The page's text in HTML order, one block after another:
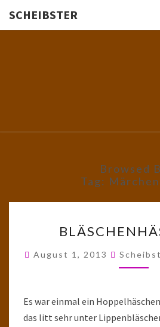
SCHEIBSTER
Browsed
Tag:
August 1, 2013
Es war einmal ein
das litt sehr unter